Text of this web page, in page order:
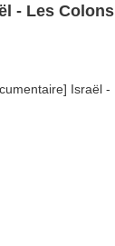
- Les Colons